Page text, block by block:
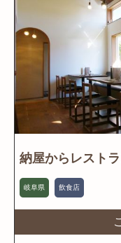
納屋からレスト
岐阜県 飲食店